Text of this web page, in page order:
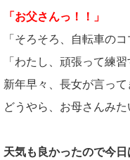
「お父さんっ！！」
「そろそろ、自転車の
「わたし、頑張って練習
新年早々、長女が言って
どうやら、お母さんみた
天気も良かったので今